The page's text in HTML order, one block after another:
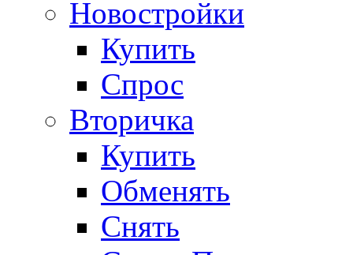
Новостройки
Купить
Спрос
Вторичка
Купить
Обменять
Снять